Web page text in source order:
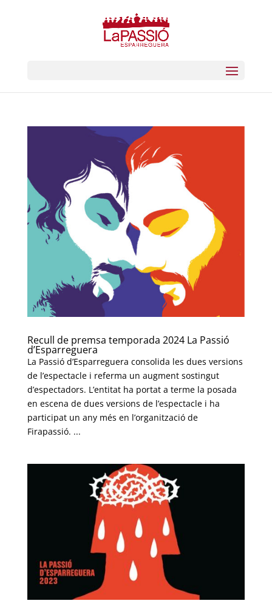
Recull de premsa temporada 2024 La Passió
d’Esparreguera
La Passió d’Esparreguera consolida les dues versions
de l’espectacle i referma un augment sostingut
d’espectadors. L’entitat ha portat a terme la posada
en escena de dues versions de l’espectacle i ha
participat un any més en l’organització de
Firapassió. ...